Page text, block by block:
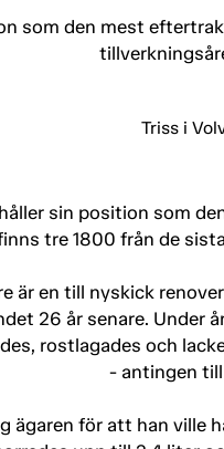
som den mest
sin position som
tre 1800 från de
är en till nyskick
26 år senare. Under
rostlagades och
- antingen
ägaren för att han